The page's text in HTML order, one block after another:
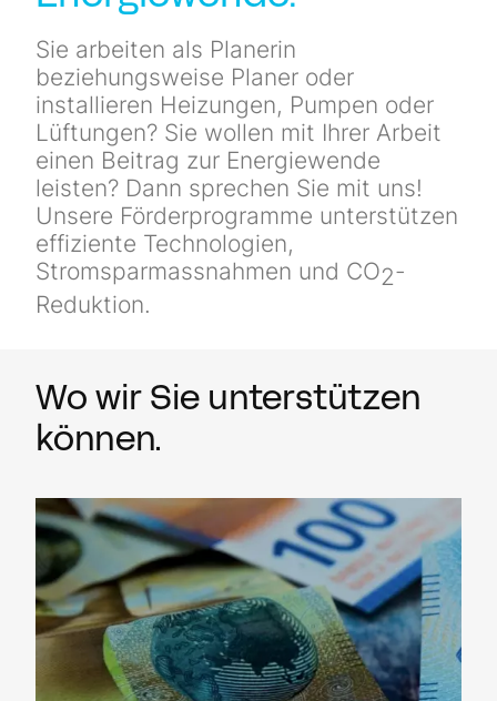
Newsletter
Kontakt
Sie arbeiten als Planerin
beziehungsweise Planer oder
installieren Heizungen, Pumpen oder
Lüftun­gen? Sie wollen mit Ihrer Arbeit
einen Beitrag zur Energiewende
leisten? Dann sprechen Sie mit uns!
Unsere Förderprogramme unterstützen
effiziente Technologien,
Stromsparmassnahmen und CO2-
Reduktion.
Wo wir Sie unterstützen
können.